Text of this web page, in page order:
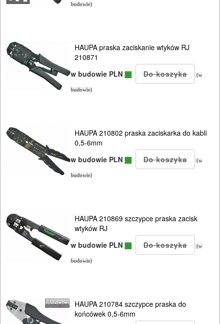
Narzędzia
pomiarowe
Zszywacze
Nitownice
Oświetlenie
Szafki
narzędziowe
Samochodowe
ELEKTRYKÓW
budowie)
HAUPA praska zaciskanie wtyków RJ
210871
w budowie PLN
(w
budowie)
HAUPA 210802 praska zaciskarka do kabli
0,5-6mm
w budowie PLN
(w
budowie)
HAUPA 210869 szczypce praska zacisk
wtyków RJ
w budowie PLN
(w
budowie)
HAUPA 210784 szczypce praska do
końcówek 0,5-6mm